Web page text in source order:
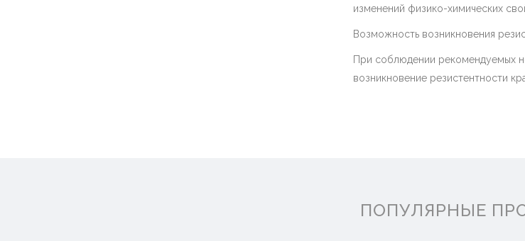
изменений физико-химических
Возможность возникновения
При соблюдении рекомендуемых
возникновение резистентности
ПОПУЛЯРНЫЕ